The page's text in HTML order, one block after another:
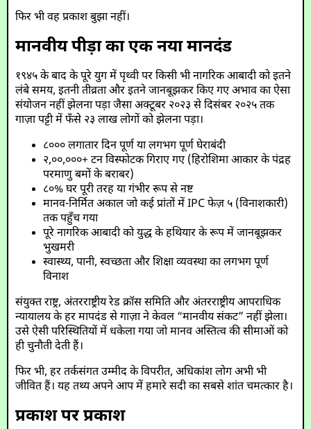
फिर भी वह प्रकाश बुझा नहीं।
मानवीय पीड़ा का एक नया मानदंड
१९४५ के बाद के पूरे युग में पृथ्वी पर किसी भी नागरिक आबादी को इतने
लंबे समय, इतनी तीव्रता और इतने जानबूझकर किए गए अभाव का ऐसा
संयोजन नहीं झेलना पड़ा जैसा अक्टूबर २०२३ से दिसंबर २०२५ तक
गाज़ा पट्टी में फँसे २३ लाख लोगों को झेलना पड़ा।
८००० लगातार दिन पूर्ण या लगभग पूर्ण घेराबंदी
२,००,०००+ टन विस्फोटक गिराए गए (हिरोशिमा आकार के पंद्रह
परमाणु बमों के बराबर)
८०% घर पूरी तरह या गंभीर रूप से नष्ट
मानव-निर्मित अकाल जो कई प्रांतों में IPC फेज़ ५ (विनाशकारी)
तक पहुँच गया
पूरे नागरिक आबादी को युद्ध के हथियार के रूप में जानबूझकर
भुखमरी
स्वास्थ्य, पानी, स्वच्छता और शिक्षा व्यवस्था का लगभग पूर्ण
विनाश
संयुक्त राष्ट्र, अंतरराष्ट्रीय रेड क्रॉस समिति और अंतरराष्ट्रीय आपराधिक
न्यायालय के हर मापदंड से गाज़ा ने केवल “मानवीय संकट” नहीं झेला।
उसे ऐसी परिस्थितियों में धकेला गया जो मानव अस्तित्व की सीमाओं को
ही चुनौती देती हैं।
फिर भी, हर तर्कसंगत उम्मीद के विपरीत, अधिकांश लोग अभी भी
जीवित हैं। यह तथ्य अपने आप में हमारे सदी का सबसे शांत चमत्कार है।
प्रकाश पर प्रकाश